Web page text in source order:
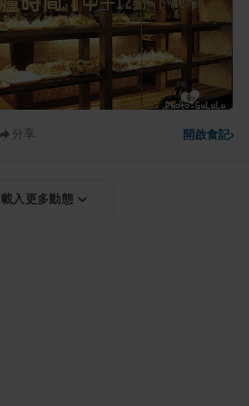
分享 開啟食記›
載入更多動態